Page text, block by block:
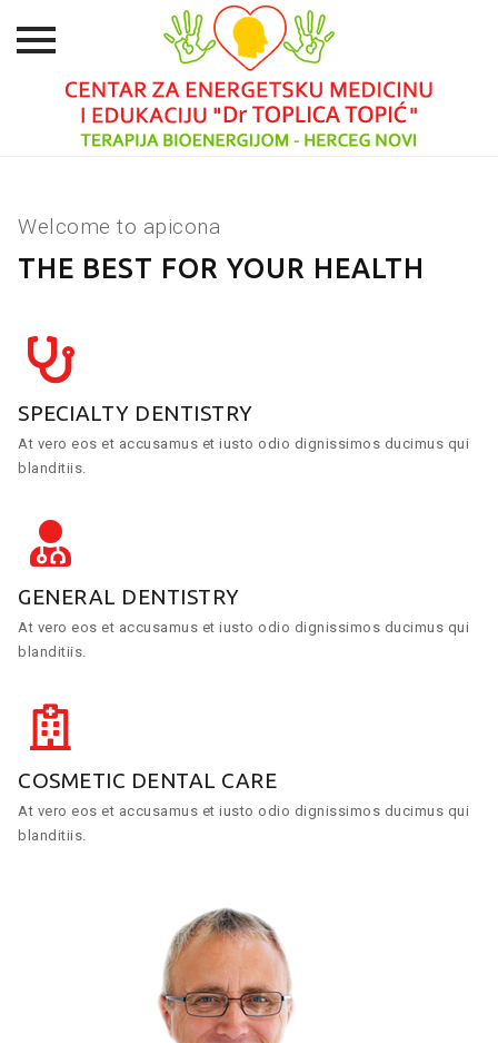
content
Welcome to apicona
THE BEST FOR YOUR HEALTH
SPECIALTY DENTISTRY
At vero eos et accusamus et iusto odio dignissimos ducimus qui
blanditiis.
GENERAL DENTISTRY
At vero eos et accusamus et iusto odio dignissimos ducimus qui
blanditiis.
COSMETIC DENTAL CARE
At vero eos et accusamus et iusto odio dignissimos ducimus qui
blanditiis.